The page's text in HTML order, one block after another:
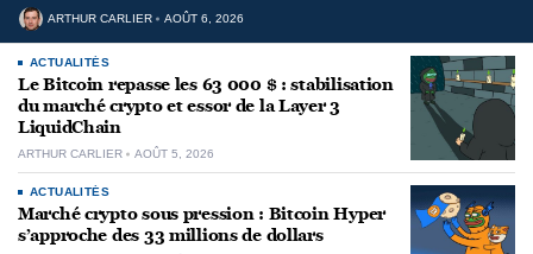
ARTHUR CARLIER AOÛT 6, 2026
ACTUALITÉS
Le Bitcoin repasse les 63 000 $ : stabilisation
du marché crypto et essor de la Layer 3
LiquidChain
ARTHUR CARLIER AOÛT 5, 2026
ACTUALITÉS
Marché crypto sous pression : Bitcoin Hyper
s’approche des 33 millions de dollars